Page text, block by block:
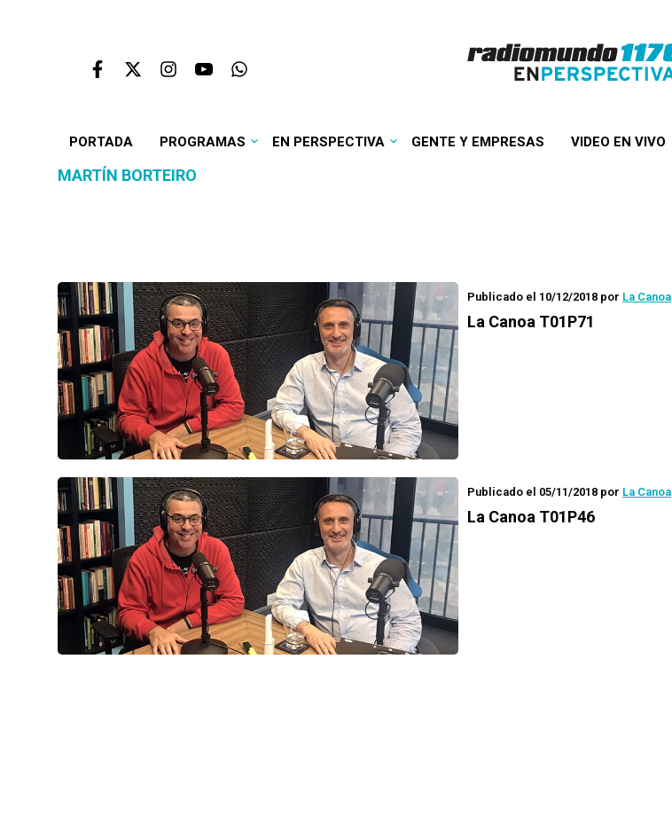
PORTADA PROGRAMAS EN PERSPECTIVA GENTE Y EMPRESAS VIDEO EN VIVO
MARTÍN BORTEIRO
Publicado el 10/12/2018 por La Canoa
La Canoa T01P71
Publicado el 05/11/2018 por La Canoa
La Canoa T01P46